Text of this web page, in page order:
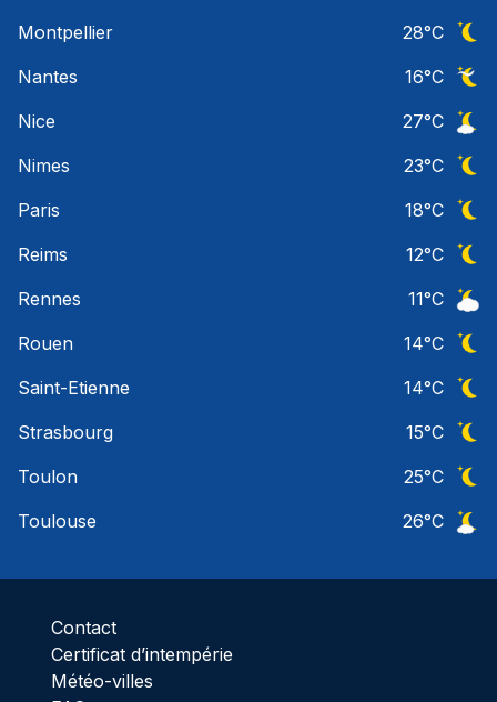
Montpellier
28°C
Nantes
16°C
Nice
27°C
Nimes
23°C
Paris
18°C
Reims
12°C
Rennes
11°C
Rouen
14°C
Saint-Etienne
14°C
Strasbourg
15°C
Toulon
25°C
Toulouse
26°C
Contact
Certificat d’intempérie
Météo-villes